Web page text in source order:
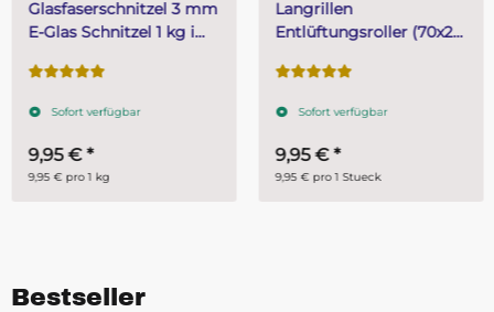
Glasfaserschnitzel 3 mm
E-Glas Schnitzel 1 kg im
Sofort verfügbar
9,95 €*
9,95 € pro 1 kg
Langrillen
Entlüftungsroller (70x21
Sofort verfügbar
9,95 €*
9,95 € pro 1 Stueck
Bestseller